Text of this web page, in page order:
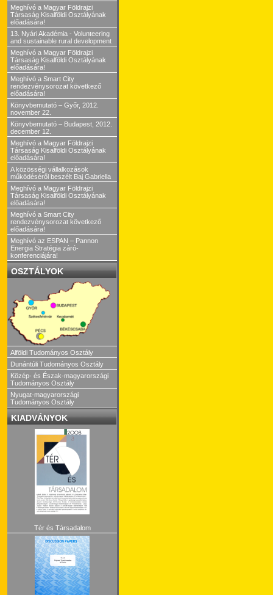
Meghívó a Magyar Földrajzi
Társaság Kisalföldi Osztályának
előadására!
13. Nyári Akadémia - Volunteering
and sustainable rural development
Meghívó a Magyar Földrajzi
Társaság Kisalföldi Osztályának
előadására!
Meghívó a Smart City
rendezvénysorozat következő
előadására!
Könyvbemutató – Győr, 2012.
november 22.
Könyvbemutató – Budapest, 2012.
december 12.
Meghívó a Magyar Földrajzi
Társaság Kisalföldi Osztályának
előadására!
A közösségi vállalkozások
működéséről beszélt Baj Gabriella
Meghívó a Magyar Földrajzi
Társaság Kisalföldi Osztályának
előadására!
Meghívó a Smart City
rendezvénysorozat következő
előadására!
Meghívó az ESPAN – Pannon
Energia Stratégia záró-
konferenciájára!
OSZTÁLYOK
Alföldi Tudományos Osztály
Dunántúli Tudományos Osztály
Közép- és Észak-magyarországi
Tudományos Osztály
Nyugat-magyarországi
Tudományos Osztály
KIADVÁNYOK
Tér és Társadalom